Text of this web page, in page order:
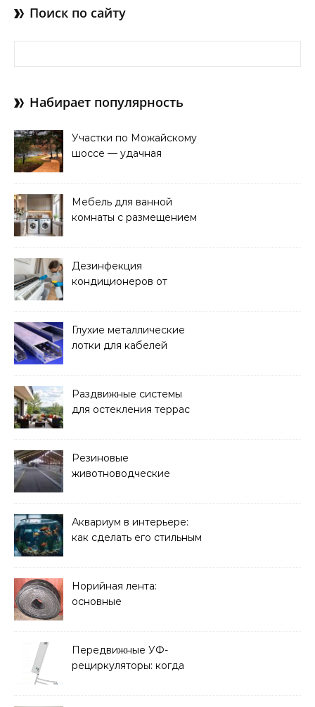
Поиск по сайту
Набирает популярность
Участки по Можайскому
шоссе — удачная
Мебель для ванной
комнаты с размещением
Дезинфекция
кондиционеров от
Глухие металлические
лотки для кабелей
Раздвижные системы
для остекления террас
Резиновые
животноводческие
решать
Аквариум в интерьере:
как сделать его стильным
Норийная лента:
основные
и советы по выбору
Передвижные УФ-
рециркуляторы: когда